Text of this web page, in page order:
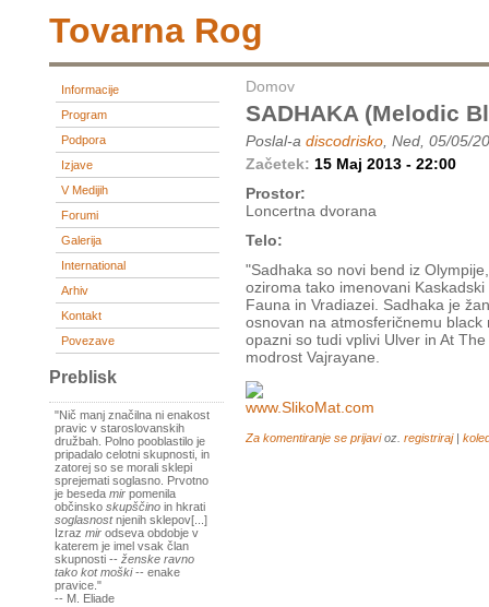
Tovarna Rog
Informacije
Program
Podpora
Izjave
V Medijih
Forumi
Galerija
International
Arhiv
Kontakt
Povezave
Preblisk
"Nič manj značilna ni enakost
pravic v staroslovanskih
družbah. Polno pooblastilo je
pripadalo celotni skupnosti, in
zatorej so se morali sklepi
sprejemati soglasno. Prvotno
je beseda mir pomenila
občinsko skupščino in hkrati
soglasnostnjenih sklepov[...]
Izraz mir odseva obdobje v
katerem je imel vsak član
skupnosti -- ženske ravno
tako kot moški-- enake
pravice."
-- M. Eliade
Domov
SADHAKA (melodic
Poslal-a discodrisko , Ned, 05/05/
Začetek: 15 Maj 2013 - 22:00
Prostor:
Loncertna dvorana
Telo:
"Sadhaka so novi bend iz
oziroma tako imenovani
Fauna in Vradiazei. Sadhaka je
osnovan na atmosferičnemu
opazni so tudi vplivi Ulver in At
modrost Vajrayane.
Za komentiranje se prijavioz. registriraj|